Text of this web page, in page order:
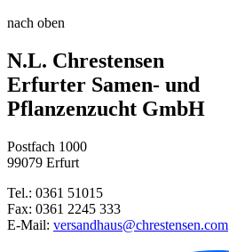
Gartenschere, 20 cm
Dill Blattreicher
Bergbohnenkraut
Italienischer Oregano
Lavendel Phenomenal, PBR
Thymian
nach oben
N.L. Chrestensen
Erfurter Samen- und
Pflanzenzucht GmbH
Postfach 1000
99079 Erfurt
Tel.: 0361 51015
Fax: 0361 2245 333
E-Mail: versandhaus@chrestensen.com